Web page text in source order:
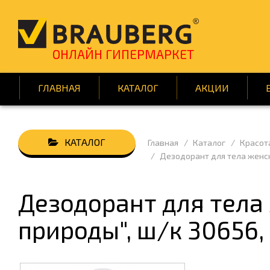
ОНЛАЙН ГИПЕРМАРКЕТ
ГЛАВНАЯ КАТАЛОГ АКЦИИ
АВТОТОВАРЫ
КНИГИ
ПОДАРКИ И ПРАЗДНИК
СРЕДСТВА ИНДИВИД. ЗАЩИТЫ
Главная Каталог
Дезодорант для тела
Дезодорант для тела
природы", ш/к 30656,